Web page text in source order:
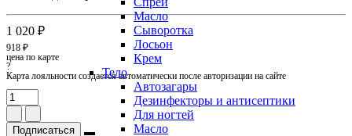
Масло
Сыворотка
Лосьон
Крем
Тело
Автозагары
Дезинфекторы и антисептики
Для ногтей
Масло
1 020 ₽
918 ₽
цена по карте
?
Карта лояльности создается автоматически после авторизации на сайте
Подписаться